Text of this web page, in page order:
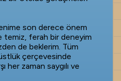
son derece önem
temiz, ferah bir deneyim
de beklerim. Tüm
çerçevesinde
her zaman saygılı ve